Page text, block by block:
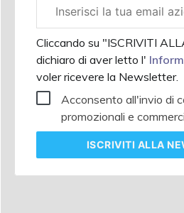
aziendale
Cliccando su "ISCRIVITI
dichiaro di aver letto l'
voler ricevere la Newsletter.
Acconsento all'invio di
promozionali e
ISCRIVITI ALLA